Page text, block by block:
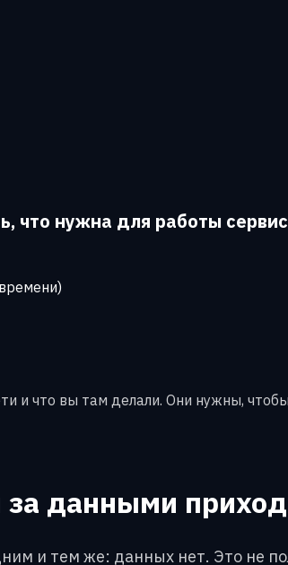
что нужна для работы
и что вы там делали. Они нужны,
данными
и тем же: данных нет. Это не